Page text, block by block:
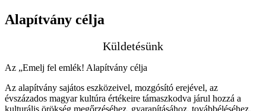
Alapítvány célja
Küldetésünk
Az „Emelj fel emlék! Alapítvány célja
Az alapítvány sajátos eszközeivel, mozgósító erejével, az
évszázados magyar kultúra értékeire támaszkodva járul hozzá a
kulturális örökség megőrzéséhez, gyarapításához, továbbéléséhez,